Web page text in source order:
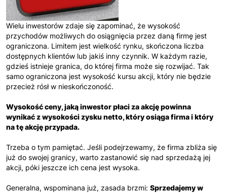
Wielu inwestorów zdaje się zapominać, że wysokość
przychodów możliwych do osiągnięcia przez daną firmę jest
ograniczona. Limitem jest wielkość rynku, skończona liczba
dostępnych klientów lub jakiś inny czynnik. W każdym razie,
gdzieś istnieje granica, do której firma może się rozwijać. Tak
samo ograniczona jest wysokość kursu akcji, który nie będzie
przecież rósł w nieskończoność.
Wysokość ceny, jaką inwestor płaci za akcję powinna
wynikać z wysokości zysku netto, który osiąga firma i który
na tę akcję przypada.
Trzeba o tym pamiętać. Jeśli podejrzewamy, że firma zbliża się
już do swojej granicy, warto zastanowić się nad sprzedażą jej
akcji, póki jeszcze ich cena jest wysoka.
Generalna, wspominana już, zasada brzmi: Sprzedajemy w